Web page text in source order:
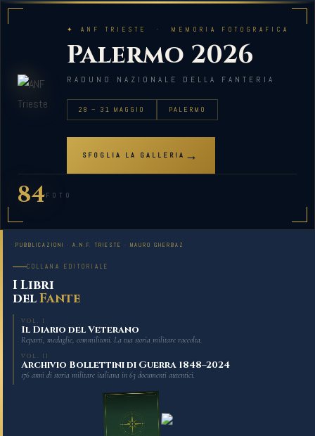
✦ ANF TRIESTE · MEMORIA FOTOGRAFICA
Palermo 2026
RADUNO NAZIONALE DELLA FANTERIA
28 – 31 MAGGIO PALERMO
SFOGLIA LA GALLERIA →
84FOTO
PUBBLICAZIONI · A.N.F. TRIESTE · MAURO GHERBAZ
COLLANA EDITORIALE
I Libri
delFante
VOL. I
Il Diario del Veterano
Reparti, medaglie, commilitoni. La tua storia militare raccolta.
VOL. II
Archivio Bollettini di Guerra 1848–2024
176 anni di storia militare italiana in 63 documenti autentici.